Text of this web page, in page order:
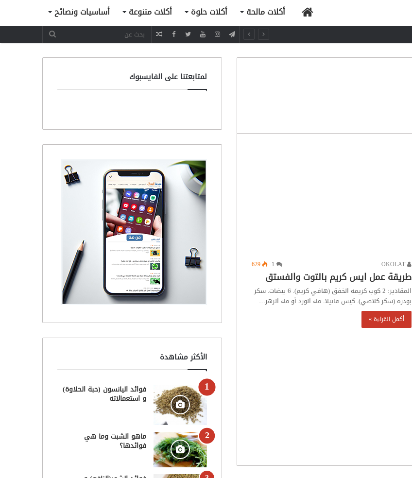
الرئيسيةأكلات مالحة أكلات حلوة أكلات متنوعة أساسيات ونصائح
مقال
629
طريقة عمل ايس كريم بالتوت والفستق
المقادير: 2 كوب كريمه الخفق (هافي كريم). 6 بيضات. سكر
بودرة (سكر كلاصي). كيس فانيلا. ماء الورد أو ماء الزهر…
أكمل القراءة »
لمتابعتنا على الفايسبوك
الأكثر مشاهدة
فوائد اليانسون (حبة الحلاوة)
و استعمالاته
ماهو الشبت وما هي
فوائدها؟